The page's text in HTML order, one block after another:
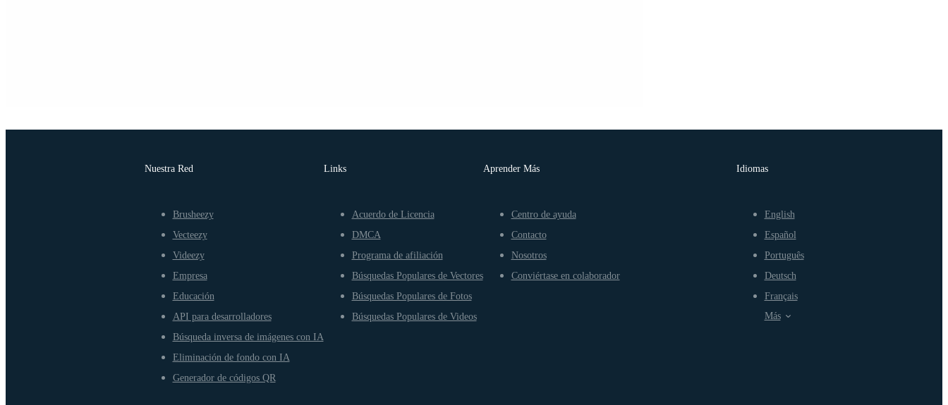
Nuestra Red
Brusheezy
Vecteezy
Videezy
Empresa
Educación
API para desarrolladores
Búsqueda inversa de imágenes con IA
Eliminación de fondo con IA
Generador de códigos QR
Links
Acuerdo de Licencia
DMCA
Programa de afiliación
Búsquedas Populares de Vectores
Búsquedas Populares de Fotos
Búsquedas Populares de Videos
Aprender Más
Centro de ayuda
Contacto
Nosotros
Conviértase en colaborador
Idiomas
English
Español
Português
Deutsch
Français
Más